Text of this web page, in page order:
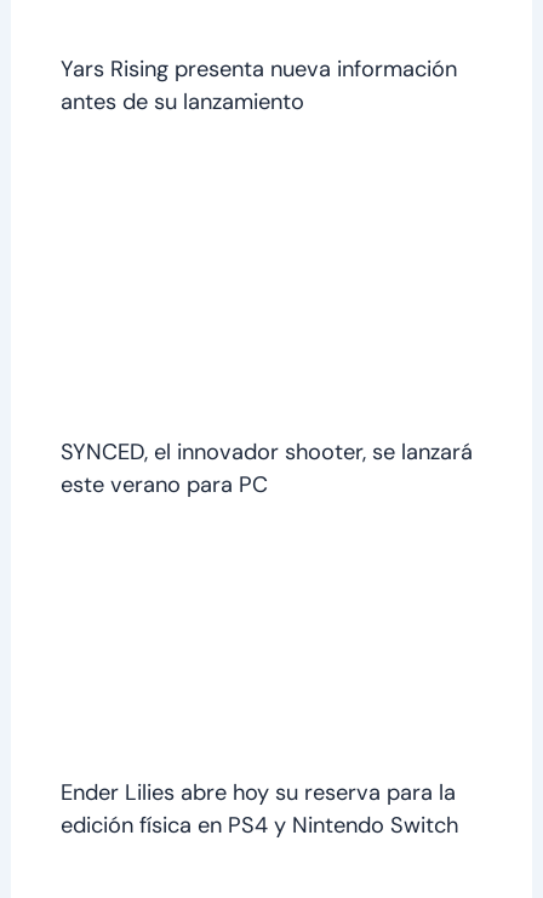
Yars Rising presenta nueva información
antes de su lanzamiento
SYNCED, el innovador shooter, se lanzará
este verano para PC
Ender Lilies abre hoy su reserva para la
edición física en PS4 y Nintendo Switch